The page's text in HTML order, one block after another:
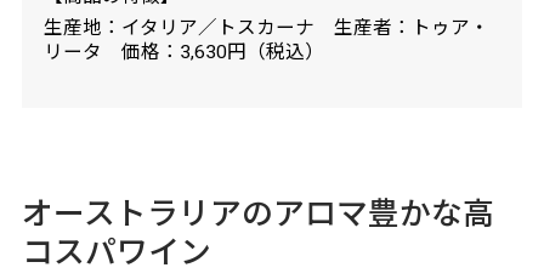
生産地：イタリア／トスカーナ 生産者：トゥア・
リータ 価格：3,630円（税込）
オーストラリアのアロマ豊かな高
コスパワイン